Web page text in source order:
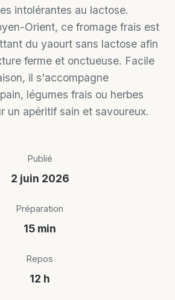
intolérantes au lactose.
Orient, ce fromage frais est
du yaourt sans lactose afin
ferme et onctueuse. Facile
il s'accompagne
légumes frais ou herbes
un apéritif sain et savoureux.
Publié
2 juin 2026
Préparation
15 min
Repos
12 h